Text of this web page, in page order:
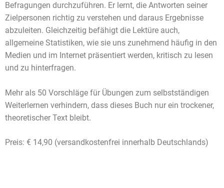
Befragungen durchzuführen. Er lernt, die Antworten seiner
Zielpersonen richtig zu verstehen und daraus Ergebnisse
abzuleiten. Gleichzeitig befähigt die Lektüre auch,
allgemeine Statistiken, wie sie uns zunehmend häufig in den
Medien und im Internet präsentiert werden, kritisch zu lesen
und zu hinterfragen.
Mehr als 50 Vorschläge für Übungen zum selbstständigen
Weiterlernen verhindern, dass dieses Buch nur ein trockener,
theoretischer Text bleibt.
Preis: € 14,90 (versandkostenfrei innerhalb Deutschlands)